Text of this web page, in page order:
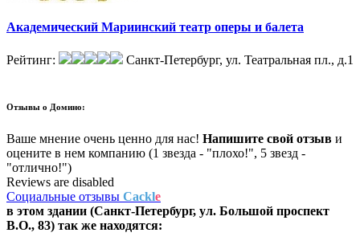
Академический Мариинский театр оперы и балета
Рейтинг: Санкт-Петербург, ул. Театральная пл., д.1
Отзывы о Домино:
Ваше мнение очень ценно для нас! Напишите свой отзыв и
оцените в нем компанию (1 звезда - "плохо!", 5 звезд -
"отлично!")
Reviews are disabled
Социальные отзывы Cackle
в этом здании (Санкт-Петербург, ул. Большой проспект
В.О., 83) так же находятся: